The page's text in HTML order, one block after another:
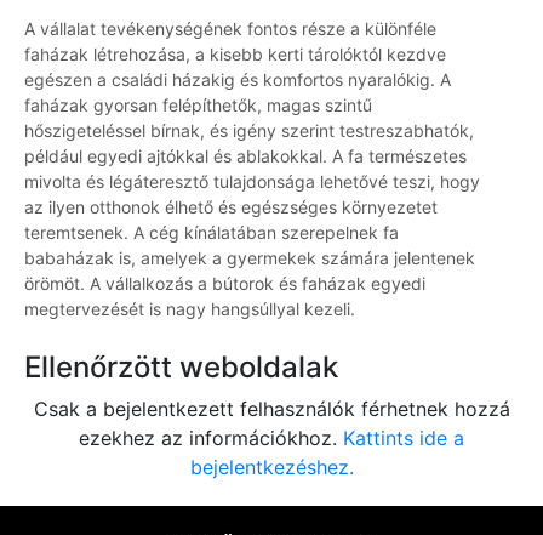
A vállalat tevékenységének fontos része a különféle
faházak létrehozása, a kisebb kerti tárolóktól kezdve
egészen a családi házakig és komfortos nyaralókig. A
faházak gyorsan felépíthetők, magas szintű
hőszigeteléssel bírnak, és igény szerint testreszabhatók,
például egyedi ajtókkal és ablakokkal. A fa természetes
mivolta és légáteresztő tulajdonsága lehetővé teszi, hogy
az ilyen otthonok élhető és egészséges környezetet
teremtsenek. A cég kínálatában szerepelnek fa
babaházak is, amelyek a gyermekek számára jelentenek
örömöt. A vállalkozás a bútorok és faházak egyedi
megtervezését is nagy hangsúllyal kezeli.
Ellenőrzött weboldalak
Csak a bejelentkezett felhasználók férhetnek hozzá
ezekhez az információkhoz. Kattints ide a
bejelentkezéshez.